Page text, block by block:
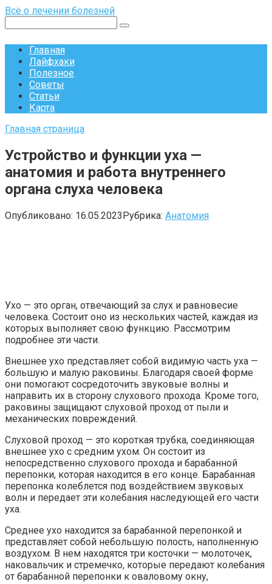
Перейти
контенту
Всё о лечении болезней
Главная
Лайфхаки
Полезное
Советы
Статьи
Карта
Главная страница
Устройство и функции уха —
анатомия и работа внутреннего
органа слуха человека
Опубликовано: 16.05.2023Рубрика: Анатомия
Ухо — это орган, отвечающий за слух и равновесие
человека. Состоит оно из нескольких частей, каждая из
которых выполняет свою функцию. Рассмотрим
подробнее эти части.
Внешнее ухо представляет собой видимую часть уха —
большую и малую раковины. Благодаря своей форме
они помогают сосредоточить звуковые волны и
направить их в сторону слухового прохода. Кроме того,
раковины защищают слуховой проход от пыли и
механических повреждений.
Слуховой проход — это короткая трубка, соединяющая
внешнее ухо с средним ухом. Он состоит из
непосредственно слухового прохода и барабанной
перепонки, которая находится в его конце. Барабанная
перепонка колеблется под воздействием звуковых
волн и передает эти колебания наследующей его части
уха.
Среднее ухо находится за барабанной перепонкой и
представляет собой небольшую полость, наполненную
воздухом. В нем находятся три косточки — молоточек,
наковальчик и стремечко, которые передают колебания
от барабанной перепонки к оваловому окну,